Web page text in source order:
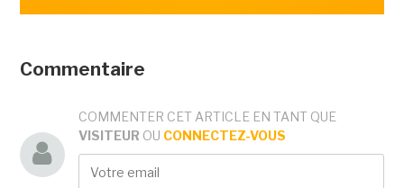
Commentaire
COMMENTER CET ARTICLE EN TANT QUE
VISITEUR OU CONNECTEZ-VOUS